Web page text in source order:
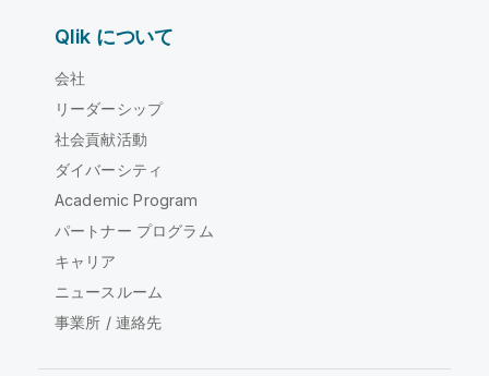
Qlik について
会社
リーダーシップ
社会貢献活動
ダイバーシティ
Academic Program
パートナー プログラム
キャリア
ニュースルーム
事業所 / 連絡先